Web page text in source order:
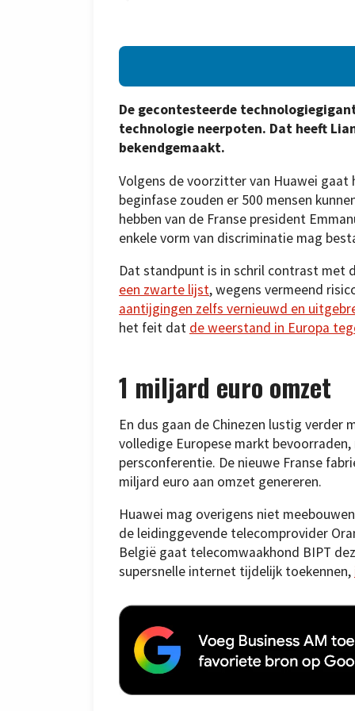
De gecontesteerde
technologie neerpoten. Dat heeft
bekendgemaakt.
Volgens de voorzitter van Huawei gaat
beginfase zouden er 500 mensen
hebben van de Franse president
enkele vorm van discriminatie mag
Dat standpunt is in schril contrast met
een zwarte lijst, wegens vermeend
aantijgingen zelfs vernieuwd en
het feit dat de weerstand in Europa
1 miljard euro omzet
En dus gaan de Chinezen lustig verder
volledige Europese markt bevoorraden,
persconferentie. De nieuwe Franse
miljard euro aan omzet genereren.
Huawei mag overigens niet
de leidinggevende telecomprovider
België gaat telecomwaakhond BIPT
supersnelle internet tijdelijk toekennen,